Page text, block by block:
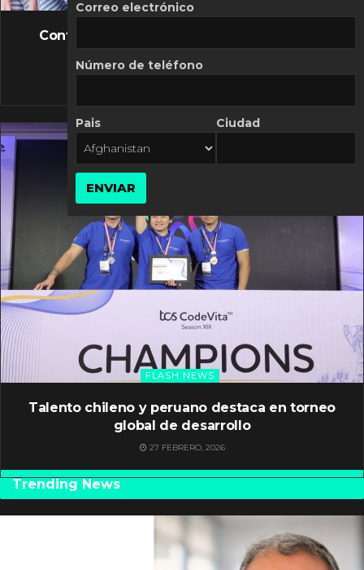
FLASH NEWS
Controversia de Mercado Libre por costos
10 MARZO, 2026
FLASH NEWS
Talento chileno y peruano destaca en torneo
global de desarrollo
27 FEBRERO, 2026
Trending News
Correo electrónico
Número de teléfono
Pais Ciudad
ENVIAR